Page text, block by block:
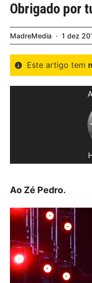
Obrigado por
MadreMedia 1 dez
Este artigo tem
Ao Zé Pedro.